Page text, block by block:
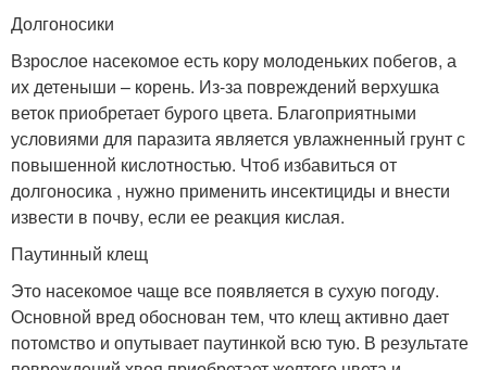
Долгоносики
Взрослое насекомое есть кору молоденьких побегов, а
их детеныши – корень. Из-за повреждений верхушка
веток приобретает бурого цвета. Благоприятными
условиями для паразита является увлажненный грунт с
повышенной кислотностью. Чтоб избавиться от
долгоносика , нужно применить инсектициды и внести
извести в почву, если ее реакция кислая.
Паутинный клещ
Это насекомое чаще все появляется в сухую погоду.
Основной вред обоснован тем, что клещ активно дает
потомство и опутывает паутинкой всю тую. В результате